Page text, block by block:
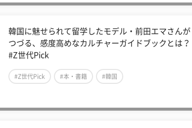
韓国に魅せられて留学したモデル・前田エマさんが
つづる、感度高めなカルチャーガイドブックとは？
#Z世代Pick
#Z世代Pick #本・書籍 #韓国